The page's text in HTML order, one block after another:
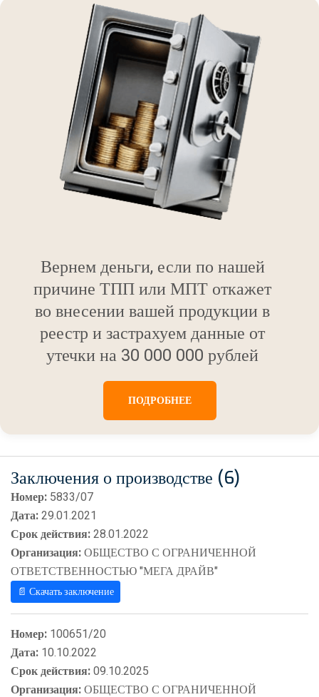
Вернем деньги, если по нашей
причине ТПП или МПТ откажет
во внесении вашей продукции в
реестр и застрахуем данные от
утечки на 30 000 000 рублей
ПОДРОБНЕЕ
Заключения о производстве (6)
Номер: 5833/07
Дата:29.01.2021
Срок действия:28.01.2022
Организация:ОБЩЕСТВО С ОГРАНИЧЕННОЙ
ОТВЕТСТВЕННОСТЬЮ "МЕГА ДРАЙВ"
📄 Скачать заключение
Номер: 100651/20
Дата: 10.10.2022
Срок действия:09.10.2025
Организация:ОБЩЕСТВО С ОГРАНИЧЕННОЙ